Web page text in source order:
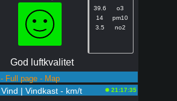
39.6
o3
14
pm10
3.5
no2
God luftkvalitet
- Full page - Map
Vind | Vindkast - km/t 21:17:35